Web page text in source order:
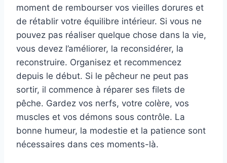
moment de rembourser vos vieilles dorures et
de rétablir votre équilibre intérieur. Si vous ne
pouvez pas réaliser quelque chose dans la vie,
vous devez l’améliorer, la reconsidérer, la
reconstruire. Organisez et recommencez
depuis le début. Si le pêcheur ne peut pas
sortir, il commence à réparer ses filets de
pêche. Gardez vos nerfs, votre colère, vos
muscles et vos démons sous contrôle. La
bonne humeur, la modestie et la patience sont
nécessaires dans ces moments-là.